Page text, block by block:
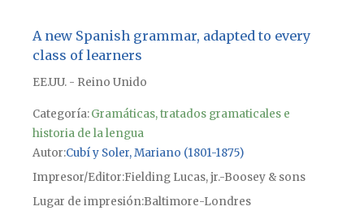
A new Spanish grammar, adapted to every
class of learners
EE.UU. - Reino Unido
Categoría:Gramáticas, tratados gramaticales e
historia de la lengua
Autor Cubí y Soler, Mariano (1801-1875)
Impresor/Editor Fielding Lucas, jr.-Boosey & sons
Lugar de impresiónBaltimore-Londres